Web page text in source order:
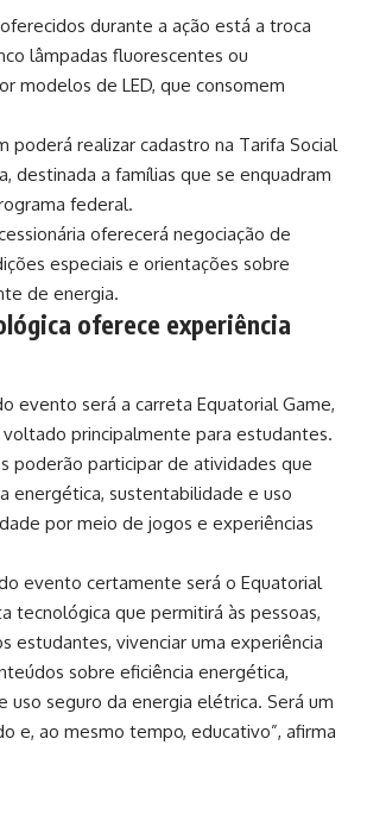
durante a ação está a troca
lâmpadas fluorescentes ou
modelos de LED, que consomem
poderá realizar cadastro na Tarifa Social
destinada a famílias que se enquadram
federal.
oferecerá negociação de
especiais e orientações sobre
de energia.
oferece experiência
evento será a carreta Equatorial Game,
principalmente para estudantes.
poderão participar de atividades que
energética, sustentabilidade e uso
por meio de jogos e experiências
evento certamente será o Equatorial
tecnológica que permitirá às pessoas,
estudantes, vivenciar uma experiência
sobre eficiência energética,
uso seguro da energia elétrica. Será um
e, ao mesmo tempo, educativo”, afirma